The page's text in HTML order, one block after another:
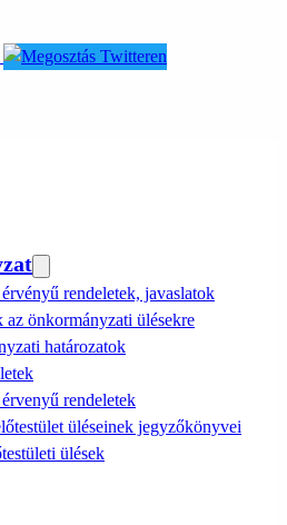
rendeletek, javaslatok
önkormányzati ülésekre
határozatok
rendeletek
üléseinek jegyzőkönyvei
ülések